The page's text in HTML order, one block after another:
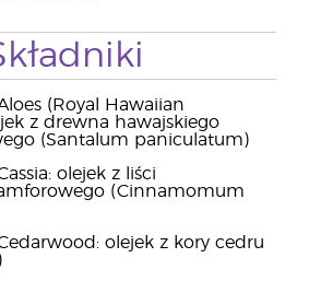
(Royal Hawaiian
z drewna hawajskiego
(Santalum paniculatum)
olejek z liści
(Cinnamomum
olejek z kory cedru